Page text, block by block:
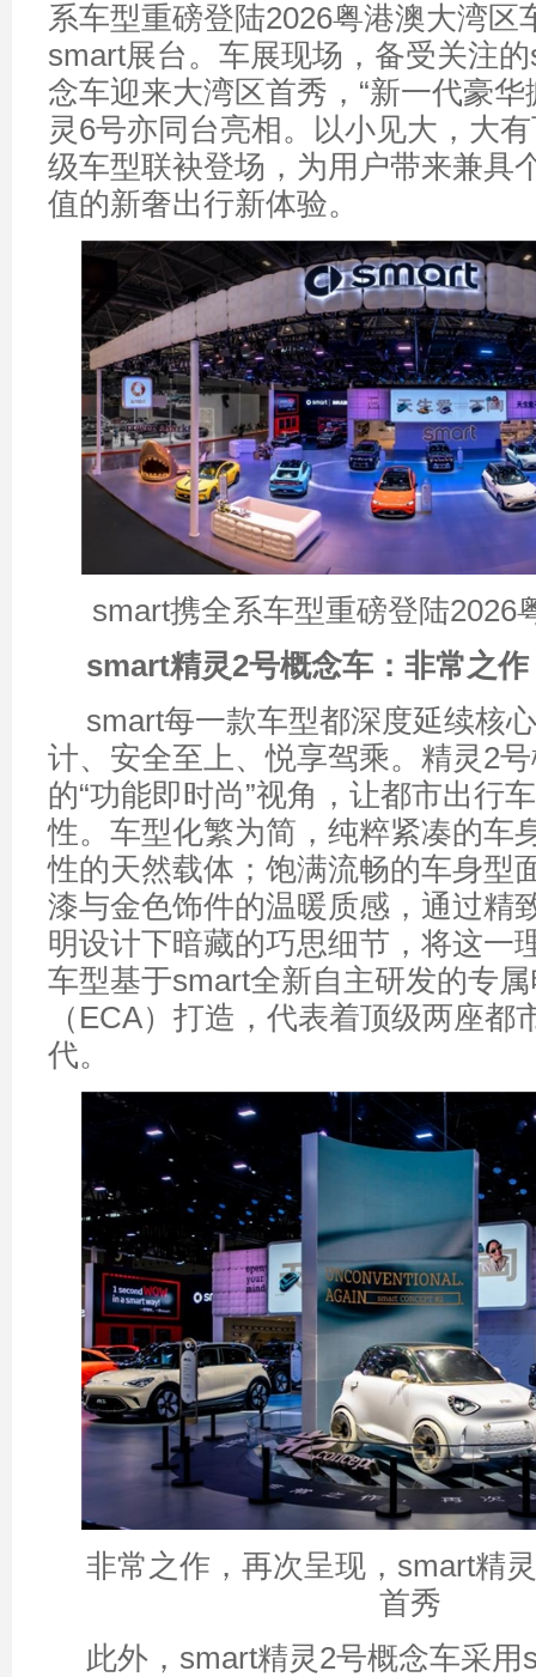
系车型重磅登陆2026粤港澳大湾区
smart展台。车展现场，备受关注
念车迎来大湾区首秀，“新一代豪华
灵6号亦同台亮相。以小见大，大
级车型联袂登场，为用户带来兼具
值的新奢出行新体验。
smart携全系车型重磅登陆2026
smart精灵2号概念车：非常之
smart每一款车型都深度延续核
计、安全至上、悦享驾乘。精灵2
的“功能即时尚”视角，让都市出行
性。车型化繁为简，纯粹紧凑的车
性的天然载体；饱满流畅的车身型
漆与金色饰件的温暖质感，通过精
明设计下暗藏的巧思细节，将这一
车型基于smart全新自主研发的专
（ECA）打造，代表着顶级两座都
代。
非常之作，再次呈现，smart精
首秀
此外，smart精灵2号概念车采用